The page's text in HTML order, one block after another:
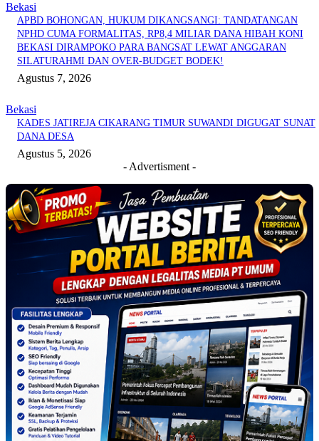
Bekasi
APBD BOHONGAN, HUKUM DIKANGSANGI: TANDATANGAN
NPHD CUMA FORMALITAS, RP8,4 MILIAR DANA HIBAH KONI
BEKASI DIRAMPOKO PARA BANGSAT LEWAT ANGGARAN
SILATURAHMI DAN OVER-BUDGET BODEK!
Agustus 7, 2026
Bekasi
KADES JATIREJA CIKARANG TIMUR SUWANDI DIGUGAT SUNAT
DANA DESA
Agustus 5, 2026
- Advertisment -